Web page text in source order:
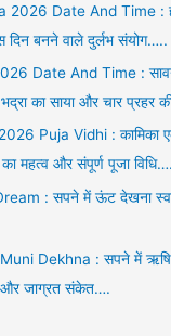
Date And Time :
दिन बनने वाले दुर्लभ संयोग…..
Date And Time : सावन
का साया और चार प्रहर
Puja Vidhi : कामिका
का महत्व और संपूर्ण पूजा विधि….
: सपने में ऊंट देखना
Dekhna : सपने में ऋषि-
जाग्रत संकेत….